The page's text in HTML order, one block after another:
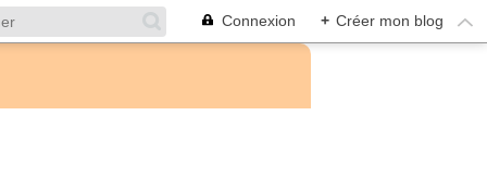
Connexion + Créer mon blog